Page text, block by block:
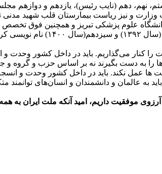
و نیز ریاست بیمارستان قلب شهید مدنی
علوم پزشکی تبریز و همچنین فوق
بود.
می‌گذاریم. باید در داخل کشور وحدت و
را به دست بگیرند نه بر اساس حزب و گروه
عمل نکند. باید در داخل کشور وحدت و
عالمان و دانشمندان و انسان‌های توانمند
موفقیت داریم، امید آنکه ملت ایران به